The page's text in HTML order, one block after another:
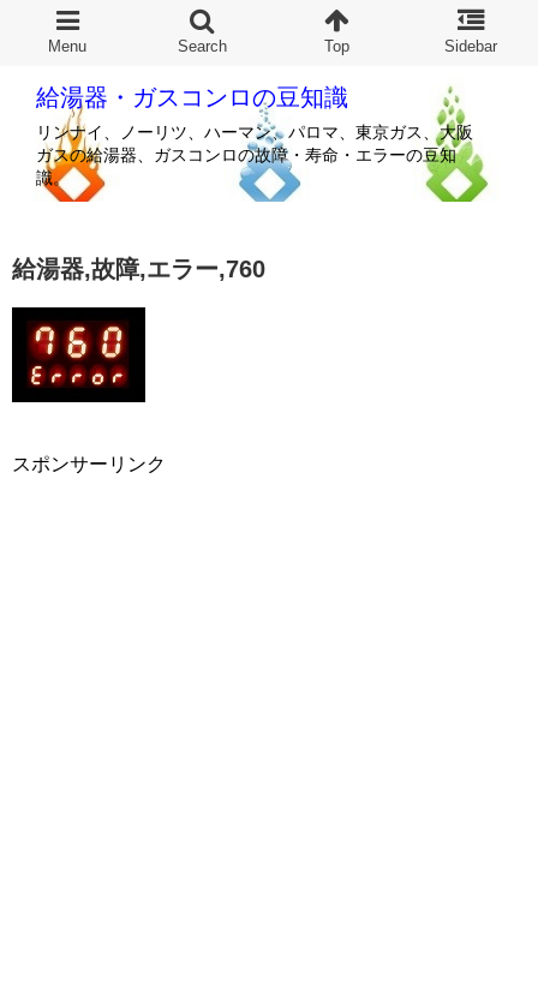
給湯器・ガスコンロの豆知識
リンナイ、ノーリツ、ハーマン、パロマ、東京ガス、大阪
ガスの給湯器、ガスコンロの故障・寿命・エラーの豆知
識。
給湯器,故障,エラー,760
スポンサーリンク